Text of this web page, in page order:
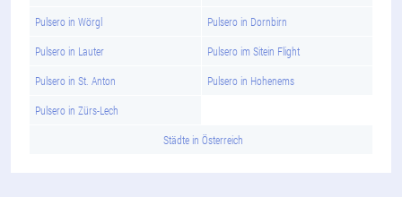
Pulsero in Wörgl Pulsero in Dornbirn
Pulsero in Lauter Pulsero im Sitein Flight
Pulsero in St. Anton Pulsero in Hohenems
Pulsero in Zürs-Lech
Städte in Österreich